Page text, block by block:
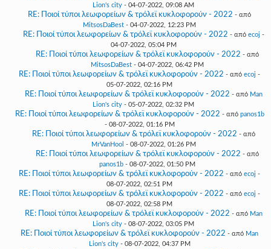
Lion's city - 04-07-2022, 09:08 AM
RE: Ποιοί τύποι λεωφορείων & τρόλεϊ κυκλοφορούν - 2022 - από
MitsosDaBest - 04-07-2022, 12:23 PM
RE: Ποιοί τύποι λεωφορείων & τρόλεϊ κυκλοφορούν - 2022 - από ecoj -
04-07-2022, 05:04 PM
RE: Ποιοί τύποι λεωφορείων & τρόλεϊ κυκλοφορούν - 2022 - από
MitsosDaBest - 04-07-2022, 06:42 PM
RE: Ποιοί τύποι λεωφορείων & τρόλεϊ κυκλοφορούν - 2022 - από ecoj -
05-07-2022, 02:16 PM
RE: Ποιοί τύποι λεωφορείων & τρόλεϊ κυκλοφορούν - 2022 - από Man
Lion's city - 05-07-2022, 02:32 PM
RE: Ποιοί τύποι λεωφορείων & τρόλεϊ κυκλοφορούν - 2022 - από panos1b
- 08-07-2022, 01:16 PM
RE: Ποιοί τύποι λεωφορείων & τρόλεϊ κυκλοφορούν - 2022 - από
MrVanHool - 08-07-2022, 01:26 PM
RE: Ποιοί τύποι λεωφορείων & τρόλεϊ κυκλοφορούν - 2022 - από
panos1b - 08-07-2022, 01:50 PM
RE: Ποιοί τύποι λεωφορείων & τρόλεϊ κυκλοφορούν - 2022 - από ecoj -
08-07-2022, 02:51 PM
RE: Ποιοί τύποι λεωφορείων & τρόλεϊ κυκλοφορούν - 2022 - από ecoj -
08-07-2022, 02:58 PM
RE: Ποιοί τύποι λεωφορείων & τρόλεϊ κυκλοφορούν - 2022 - από Man
Lion's city - 08-07-2022, 03:05 PM
RE: Ποιοί τύποι λεωφορείων & τρόλεϊ κυκλοφορούν - 2022 - από Man
Lion's city- 08-07-2022, 04:37 PM